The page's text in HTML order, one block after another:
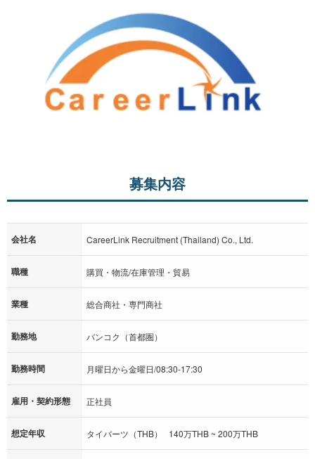
募集内容
会社名 CareerLink Recruitment (Thailand) Co., Ltd.
職種 購買・物流/在庫管理・貿易
業種 総合商社・専門商社
勤務地 バンコク（首都圏）
勤務時間 月曜日から金曜日/08:30-17:30
雇用・契約形態 正社員
想定年収 タイバーツ（THB） 140万THB ~ 200万THB